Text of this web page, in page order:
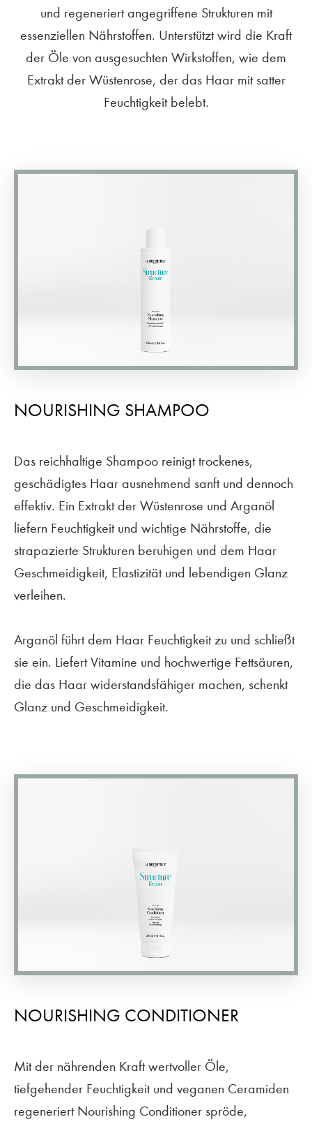
und regeneriert angegriffene Strukturen mit
essenziellen Nährstoffen. Unterstützt wird die Kraft
der Öle von ausgesuchten Wirkstoffen, wie dem
Extrakt der Wüstenrose, der das Haar mit satter
Feuchtigkeit belebt.
NOURISHING SHAMPOO
Das reichhaltige Shampoo reinigt trockenes,
geschädigtes Haar ausnehmend sanft und dennoch
effektiv. Ein Extrakt der Wüstenrose und Arganöl
liefern Feuchtigkeit und wichtige Nährstoffe, die
strapazierte Strukturen beruhigen und dem Haar
Geschmeidigkeit, Elastizität und lebendigen Glanz
verleihen.
Arganöl führt dem Haar Feuchtigkeit zu und schließt
sie ein. Liefert Vitamine und hochwertige Fettsäuren,
die das Haar widerstandsfähiger machen, schenkt
Glanz und Geschmeidigkeit.
NOURISHING CONDITIONER
Mit der nährenden Kraft wertvoller Öle,
tiefgehender Feuchtigkeit und veganen Ceramiden
regeneriert Nourishing Conditioner spröde,